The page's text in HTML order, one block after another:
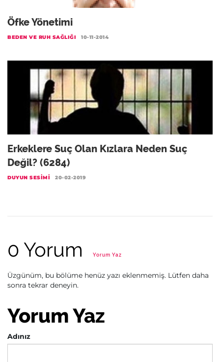
Öfke Yönetimi
BEDEN VE RUH SAĞLIĞI 10-11-2014
Erkeklere Suç Olan Kızlara Neden Suç
Değil? (6284)
DUYUN SESIMI 20-02-2019
0 Yorum Yorum Yaz
Üzgünüm, bu bölüme henüz yazı eklenmemiş. Lütfen daha
sonra tekrar deneyin.
Yorum Yaz
Adınız